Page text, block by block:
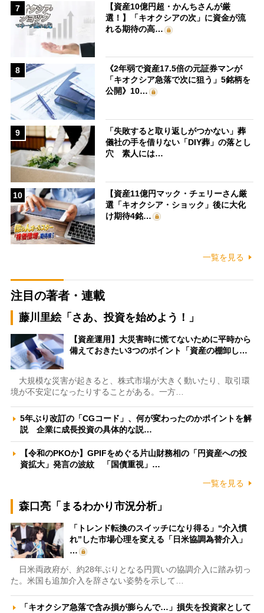
7
【資産10億円超・かんちさんが厳
選！】「キオクシアの次」に資金が流
れる期待の高…
8
《2年弱で資産17.5倍の元証券マンが
「キオクシア急落で次に狙う」5銘柄を
公開》10…
9
「失敗すると取り返しがつかない」葬
儀社の手を借りない「DIY葬」の落とし
穴 素人には…
10
【資産11億円マック・チェリーさん厳
選「キオクシア・ショック」後に大化
け期待4銘…
一覧を見る
注目の著者・連載
藤川里絵「さあ、投資を始めよう！」
【資産運用】大災害時に慌てないために平時から
備えておきたい3つのポイント「資産の棚卸し…
大規模な災害が起きると、株式市場が大きく動いたり、取引環
境が不安定になったりすることがある。一方…
5年ぶり改訂の「CGコード」、何が変わったのかポイントを解
説 企業に成長投資の具体的な説…
【令和のPKOか】GPIFをめぐる片山財務相の「円資産への投
資拡大」発言の波紋 「国債重視」…
一覧を見る
森口亮「まるわかり市況分析」
「トレンド転換のスイッチになり得る」“介入慣
れ”した市場心理を変える「日米協調為替介入」
…
日米両政府が、約28年ぶりとなる円買いの協調介入に踏み切っ
た。米国も追加介入を辞さない姿勢を示して…
「キオクシア急落で含み損が膨らんで…」損失を投資家として